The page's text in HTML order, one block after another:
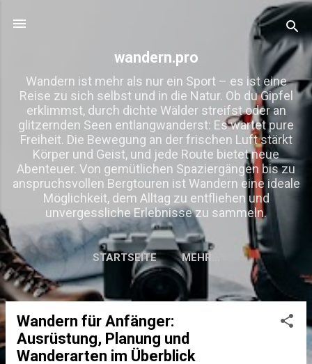
wandern.pro
Wandern ist mehr als nur ein Sport – es ist eine
Reise zu sich selbst und in die Natur. Ob du Gipfel
erklimmst, durch dichte Wälder streifst oder an
glitzernden Seen entlangwanderst: Es wartet pure
Freiheit. Die Bewegung an der frischen Luft stärkt
Körper und Geist, und jede Route bietet neue
Abenteuer. Von gemütlichen Spaziergängen bis zu
anspruchsvollen Bergtouren ist Wandern eine ideale
Möglichkeit, dem Alltag zu entfliehen und
unvergessliche Erlebnisse zu sammeln.
STARTSEITE MEHR…
PWandern für Anfänger:
Ausrüstung, Planung und
Wanderarten im Überblick